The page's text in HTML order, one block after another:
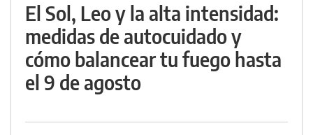
El Sol, Leo y la alta intensidad:
medidas de autocuidado y
cómo balancear tu fuego hasta
el 9 de agosto